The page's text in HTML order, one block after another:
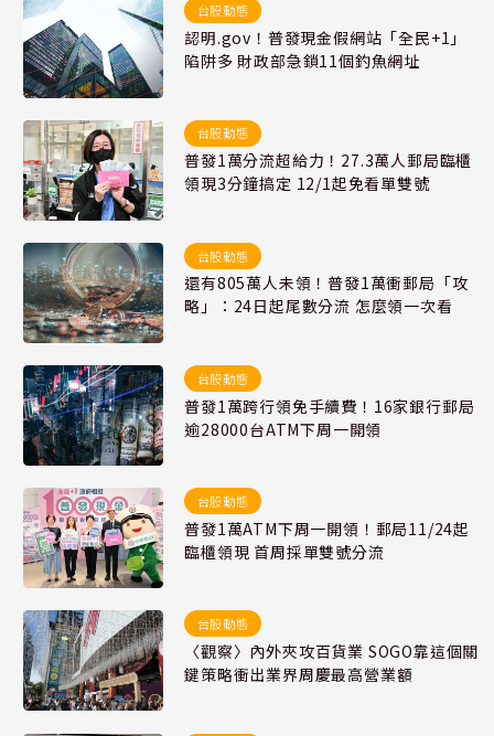
台股動態
認明.gov！普發現金假網站「全民+1」
陷阱多 財政部急鎖11個釣魚網址
台股動態
普發1萬分流超給力！27.3萬人郵局臨櫃
領現3分鐘搞定 12/1起免看單雙號
台股動態
還有805萬人未領！普發1萬衝郵局「攻
略」：24日起尾數分流 怎麼領一次看
台股動態
普發1萬跨行領免手續費！16家銀行郵局
逾28000台ATM下周一開領
台股動態
普發1萬ATM下周一開領！郵局11/24起
臨櫃領現 首周採單雙號分流
台股動態
〈觀察〉內外夾攻百貨業 SOGO靠這個關
鍵策略衝出業界周慶最高營業額